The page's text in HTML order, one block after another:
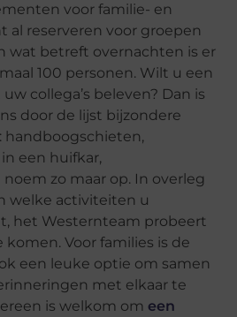
voor familie- en
al reserveren voor groepen
wat betreft overnachten is er
100 personen. Wilt u een
collega’s beleven? Dan is
door de lijst bijzondere
handboogschieten,
een huifkar,
zo maar op. In overleg
welke activiteiten u
het Westernteam probeert
Voor families is de
een leuke optie om samen
met elkaar te
is welkom om een